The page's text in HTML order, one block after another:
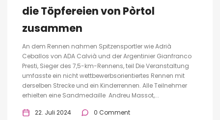
die Töpfereien von Pòrtol
zusammen
An dem Rennen nahmen Spitzensportler wie Adrià
Ceballos von ADA Calvià und der Argentinier Gianfranco
Presti, Sieger des 7,5-km-Rennens, teil Die Veranstaltung
umfasste ein nicht wettbewerbsorientiertes Rennen mit
derselben Strecke und ein Kinderrennen. Alle Teilnehmer
erhielten eine Sandmedaille Andreu Massot,...
22. Juli 2024 0 Comment